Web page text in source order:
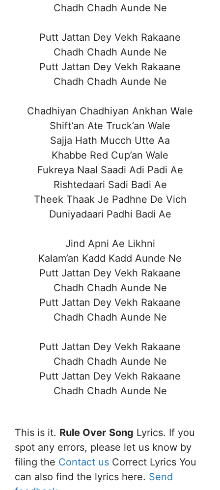
Chadh Chadh Aunde Ne
Putt Jattan Dey Vekh Rakaane
Chadh Chadh Aunde Ne
Putt Jattan Dey Vekh Rakaane
Chadh Chadh Aunde Ne
Chadhiyan Chadhiyan Ankhan Wale
Shift’an Ate Truck’an Wale
Sajja Hath Mucch Utte Aa
Khabbe Red Cup’an Wale
Fukreya Naal Saadi Adi Padi Ae
Rishtedaari Sadi Badi Ae
Theek Thaak Je Padhne De Vich
Duniyadaari Padhi Badi Ae
Jind Apni Ae Likhni
Kalam’an Kadd Kadd Aunde Ne
Putt Jattan Dey Vekh Rakaane
Chadh Chadh Aunde Ne
Putt Jattan Dey Vekh Rakaane
Chadh Chadh Aunde Ne
Putt Jattan Dey Vekh Rakaane
Chadh Chadh Aunde Ne
Putt Jattan Dey Vekh Rakaane
Chadh Chadh Aunde Ne
This is it. Rule Over Song Lyrics. If you
spot any errors, please let us know by
filing the Contact us Correct Lyrics You
can also find the lyrics here. Send